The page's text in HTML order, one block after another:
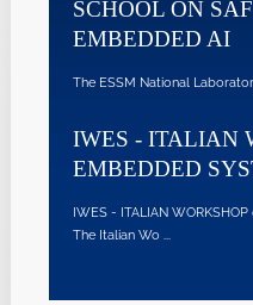
SCHOOL ON
EMBEDDED AI
The ESSM National Laboratory of the
IWES - ITALIAN
EMBEDDED
IWES - ITALIAN WORKSHOP on
The Italian Wo ...